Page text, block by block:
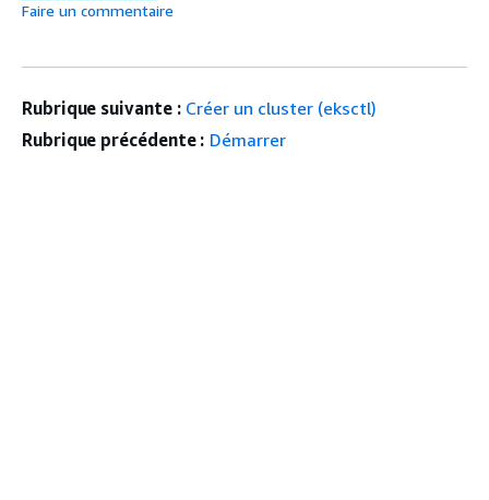
Faire un commentaire
Rubrique suivante : Créer un cluster (eksctl)
Rubrique précédente : Démarrer